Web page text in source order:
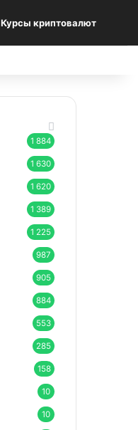
Курсы криптовалют
1 884
1 630
1 620
1 389
1 225
987
905
884
553
285
158
10
10